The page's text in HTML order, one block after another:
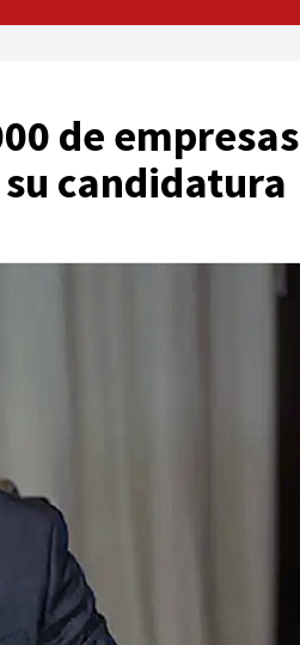
de empresas
candidatura